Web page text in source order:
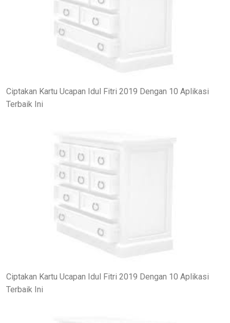
Ciptakan Kartu Ucapan Idul Fitri 2019 Dengan 10 Aplikasi
Terbaik Ini
Ciptakan Kartu Ucapan Idul Fitri 2019 Dengan 10 Aplikasi
Terbaik Ini